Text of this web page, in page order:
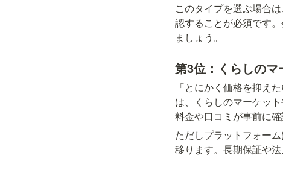
このタイプを選ぶ場合
認することが必須です
ましょう。
第3位：くらしの
「とにかく価格を抑え
は、くらしのマーケッ
料金や口コミが事前に
ただしプラットフォー
移ります。長期保証や